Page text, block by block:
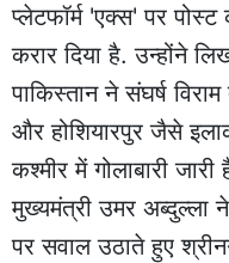
प्लेटफॉर्म 'एक्स' पर पोस्ट
करार दिया है. उन्होंने
पाकिस्तान ने संघर्ष
और होशियारपुर जैसे
कश्मीर में गोलाबारी
मुख्यमंत्री उमर अब्दुल्ला ने
पर सवाल उठाते हुए